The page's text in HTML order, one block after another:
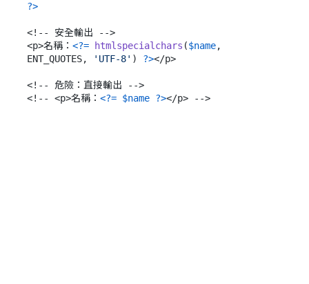
?>
<!-- 安全輸出 -->
<p>名稱： <?= htmlspecialchars ($name,
ENT_QUOTES,
'UTF-8' ) ?></p>
<!-- 危險：直接輸出 -->
<!-- <p>名稱： <?= $name ?>